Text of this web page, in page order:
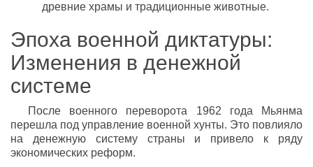
древние храмы и традиционные животные.
Эпоха военной диктатуры:
Изменения в денежной
системе
После военного переворота 1962 года Мьянма
перешла под управление военной хунты. Это повлияло
на денежную систему страны и привело к ряду
экономических реформ.